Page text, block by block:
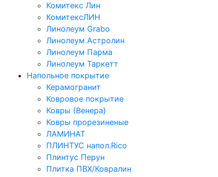
Комитекс Лин
КомитексЛИН
Линолеум Grabo
Линолеум Астролин
Линолеум Парма
Линолеум Таркетт
Напольное покрытие
Керамогранит
Ковровое покрытие
Ковры (Венера)
Ковры прорезиненые
ЛАМИНАТ
ПЛИНТУС напол.Rico
Плинтус Перун
Плитка ПВХ/Ковралин